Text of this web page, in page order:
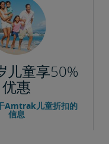
儿童享50%
优惠
Amtrak儿童折扣的
信息